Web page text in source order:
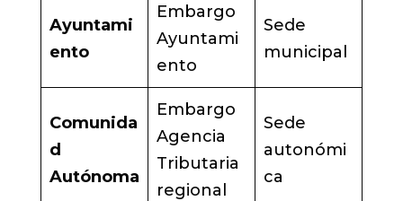
Ayuntami
ento
Embargo
Ayuntami
ento
Sede
municipal
Comunida
d
Autónoma
Embargo
Agencia
Tributaria
regional
Sede
autonómi
ca